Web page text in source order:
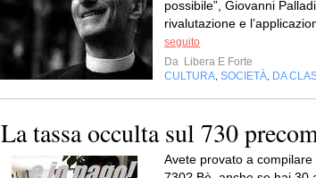
possibile”, Giovanni
rivalutazione e
seguito
Da Libera E Forte
CULTURA SOCIETÀ DA
La tassa occulta sul 730
Avete provato a